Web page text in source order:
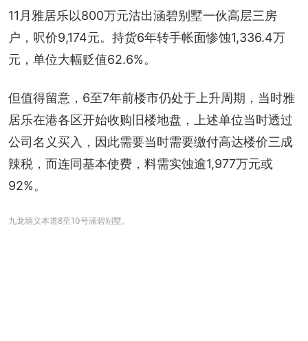
11月雅居乐以800万元沽出涵碧别墅一伙高层三房
户，呎价9,174元。持货6年转手帐面惨蚀1,336.4万
元，单位大幅贬值62.6%。
但值得留意，6至7年前楼市仍处于上升周期，当时雅
居乐在港各区开始收购旧楼地盘，上述单位当时透过
公司名义买入，因此需要当时需要缴付高达楼价三成
辣税，而连同基本使费，料需实蚀逾1,977万元或
92%。
九龙塘义本道8至10号涵碧别墅。